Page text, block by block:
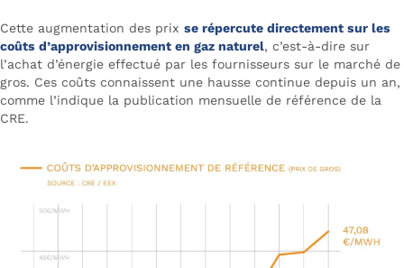
Cette augmentation des prix se répercute directement sur les
coûts d’approvisionnement en gaz naturel, c’est-à-dire sur
l’achat d’énergie effectué par les fournisseurs sur le marché de
gros. Ces coûts connaissent une hausse continue depuis un an,
comme l’indique la publication mensuelle de référence de la
CRE.